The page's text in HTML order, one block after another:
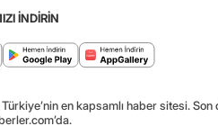
İNDİRİN
en kapsamlı haber sitesi.